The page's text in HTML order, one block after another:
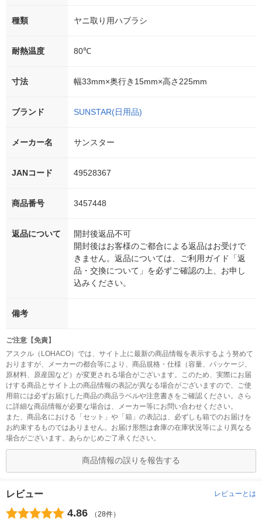
種類 ヤニ取り用ハブラシ
耐熱温度 80℃
寸法 幅33mm×奥行き15mm×高さ225mm
ブランド SUNSTAR(日用品)
メーカー名 サンスター
JANコード 49528367
商品番号 3457448
返品について
開封後返品不可
開封後はお客様のご都合による返品はお受けで
きません。返品については、ご利用ガイド「返
品・交換について」を必ずご確認の上、お申し
込みください。
備考
ご注意【免責】
アスクル（LOHACO）では、サイト上に最新の商品情報を表示するよう努めて
おりますが、メーカーの都合等により、商品規格・仕様（容量、パッケージ、
原材料、原産国など）が変更される場合がございます。このため、実際にお届
けする商品とサイト上の商品情報の表記が異なる場合がございますので、ご使
用前には必ずお届けした商品の商品ラベルや注意書きをご確認ください。さら
に詳細な商品情報が必要な場合は、メーカー等にお問い合わせください。
また、商品名における「セット」や「箱」の表記は、必ずしも箱でのお届けを
お約束するものではありません。お届け形態は倉庫の在庫状況等により異なる
場合がございます。あらかじめご了承ください。
商品情報の誤りを報告する
レビュー レビューとは
4.86 （28件）